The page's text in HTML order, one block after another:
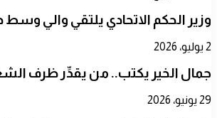
​وزير الحكم الاتحادي يلتقي والي وسط
2 يوليو، 2026
جمال الخير يكتب.. من يقدِّر ظرف
29 يونيو، 2026